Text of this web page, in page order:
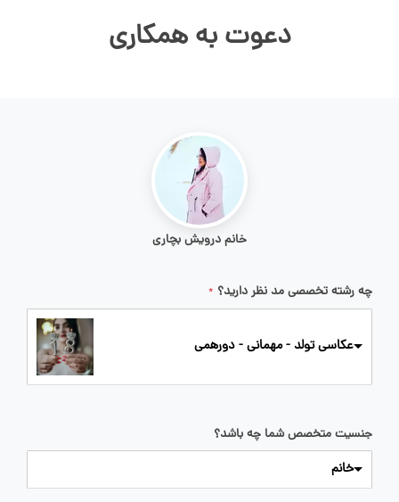
دعوت به همکاری
خانم درویش بچاری
چه رشته تخصصی مد نظر دارید؟ *
عکاسی تولد - مهمانی - دورهمی
جنسیت متخصص شما چه باشد؟
خانم